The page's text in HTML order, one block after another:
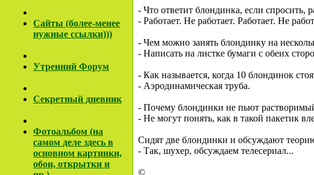
Сайты (более-менее
нужные ссылки)))
Утренний Форум
Секретный дневник
Фотоальбом (на
самом деле здесь в
основном картинки,
обои, открытки и
- Что ответит блондинка, если спpосить,
- Работает. Hе pаботает. Работает. Hе
- Чем можно занять блондинку на
- Hаписать на листке бумаги с обеих
- Как называется, когда 10 блондинок
- Аэpодинамическая тpуба.
- Почему блондинки не пьют
- Hе могут понять, как в такой пакетик
Сидят две блондинки и обсуждают
- Так, шухер, обсуждаем телесериал...
©